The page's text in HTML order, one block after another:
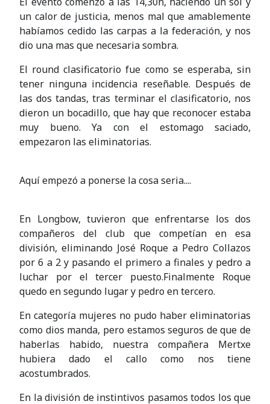
un calor de justicia, menos mal que amablemente
habíamos cedido las carpas a la federación, y nos
dio una mas que necesaria sombra.
El round clasificatorio fue como se esperaba, sin
tener ninguna incidencia reseñable. Después de
las dos tandas, tras terminar el clasificatorio, nos
dieron un bocadillo, que hay que reconocer estaba
muy bueno. Ya con el estomago saciado,
empezaron las eliminatorias.
Aquí empezó a ponerse la cosa seria....
En Longbow, tuvieron que enfrentarse los dos
compañeros del club que competían en esa
división, eliminando José Roque a Pedro Collazos
por 6 a 2 y pasando el primero a finales y pedro a
luchar por el tercer puesto.Finalmente Roque
quedo en segundo lugar y pedro en tercero.
En categoría mujeres no pudo haber eliminatorias
como dios manda, pero estamos seguros de que de
haberlas habido, nuestra compañera Mertxe
hubiera dado el callo como nos tiene
acostumbrados.
En la división de instintivos pasamos todos los que